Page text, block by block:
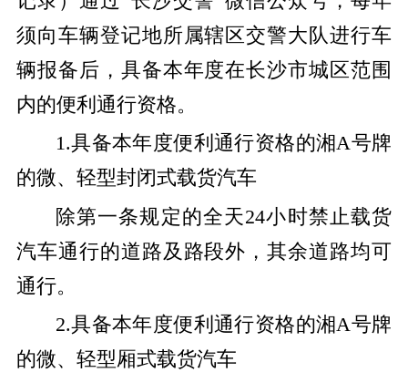
须向车辆登记地所属辖区交警大队进行车
辆报备后，具备本年度在长沙市城区范围
内的便利通行资格。
1.具备本年度便利通行资格的湘A号牌
的微、轻型封闭式载货汽车
除第一条规定的全天24小时禁止载货
汽车通行的道路及路段外，其余道路均可
通行。
2.具备本年度便利通行资格的湘A号牌
的微、轻型厢式载货汽车